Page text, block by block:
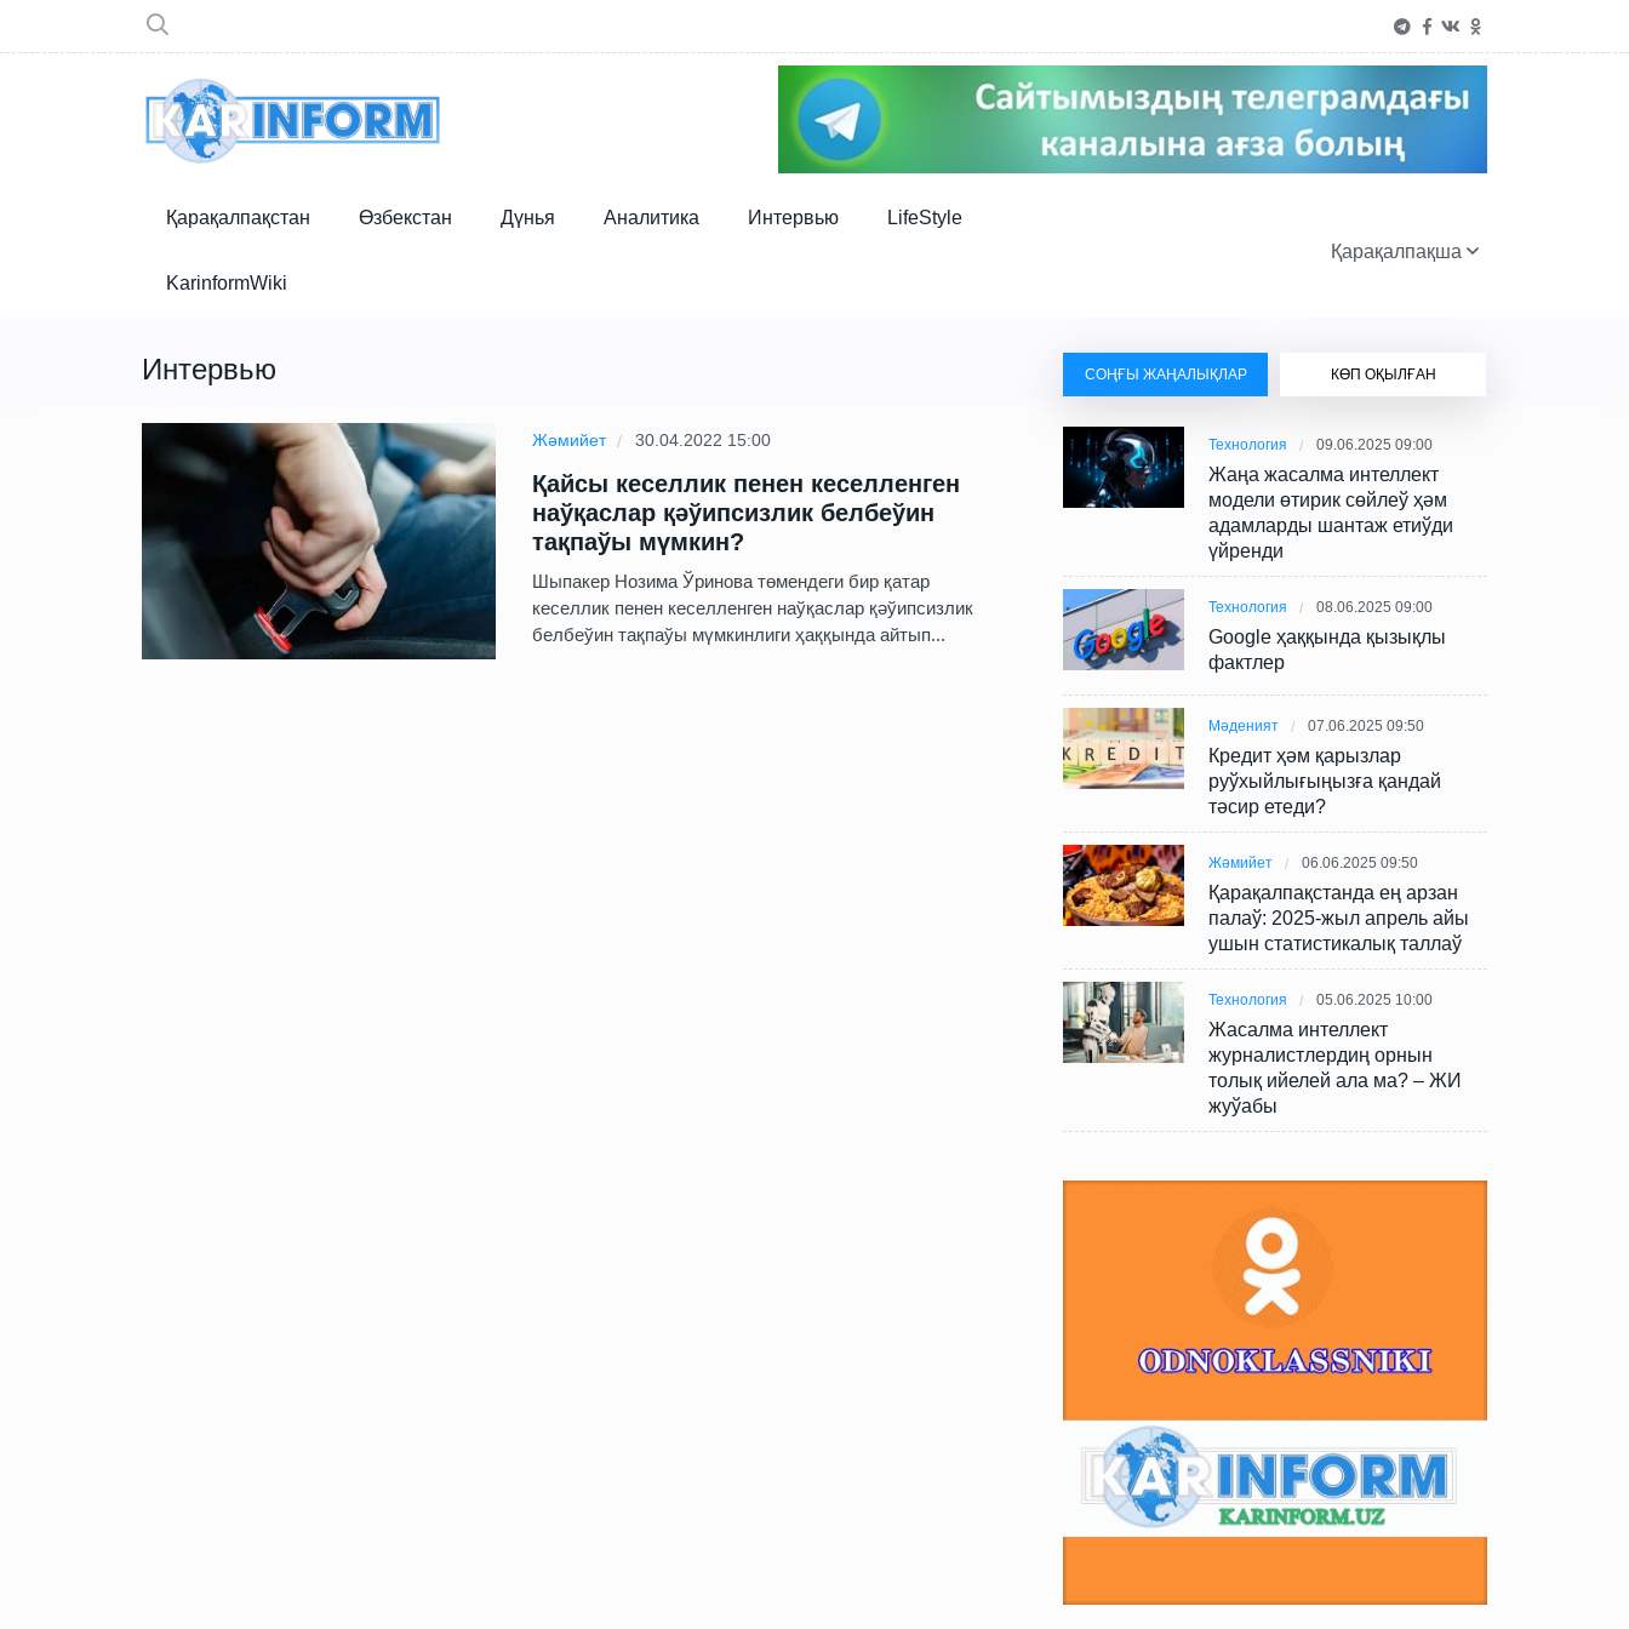
Қарақалпақстан Өзбекстан Дүнья Аналитика Интервью LifeStyle
KarinformWiki
Қарақалпақша
Интервью
Жәмийет 30.04.2022 15:00
Қайсы кеселлик пенен кеселленген
наўқаслар қәўипсизлик белбеўин
тақпаўы мүмкин?
Шыпакер Нозима Ўринова төмендеги бир қатар
кеселлик пенен кеселленген наўқаслар қәўипсизлик
белбеўин тақпаўы мүмкинлиги ҳаққында айтып...
СОҢҒЫ ЖАҢАЛЫҚЛАР КӨП ОҚЫЛҒАН
Технология 09.06.2025 09:00
Жаңа жасалма интеллект
модели өтирик сөйлеў ҳәм
адамларды шантаж етиўди
үйренди
Технология 08.06.2025 09:00
Google ҳаққында қызықлы
фактлер
Мәденият 07.06.2025 09:50
Кредит ҳәм қарызлар
руўхыйлығыңызға қандай
тәсир етеди?
Жәмийет 06.06.2025 09:50
Қарақалпақстанда ең арзан
палаў: 2025-жыл апрель айы
ушын статистикалық таллаў
Технология 05.06.2025 10:00
Жасалма интеллект
журналистлердиң орнын
толық ийелей ала ма? – ЖИ
жуўабы